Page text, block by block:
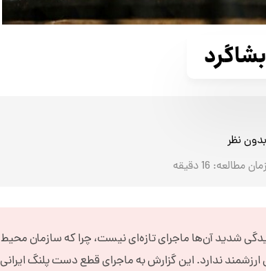
بدون نظر
زمان مطالعه: 16دقیقه
شدید آن‌ها ماجرای تازه‌ای نیست، چرا که سازمان محیط
ندارد. این گزارش به ماجرای قطع دست پلنگ ایرانی